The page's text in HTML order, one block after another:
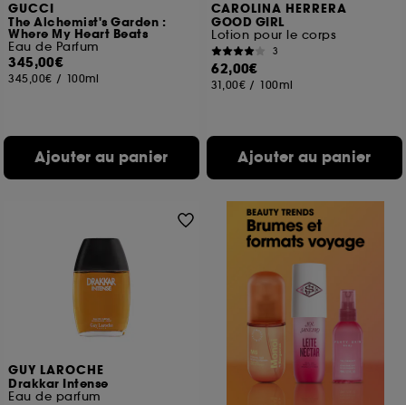
GUCCI
The Alchemist's Garden :
Where My Heart Beats
Eau de Parfum
345,00€
345,00€ / 100ml
Ajouter au panier
CAROLINA HERRERA
GOOD GIRL
Lotion pour le corps
3
62,00€
31,00€ / 100ml
Ajouter au panier
GUY LAROCHE
Drakkar Intense
Eau de parfum